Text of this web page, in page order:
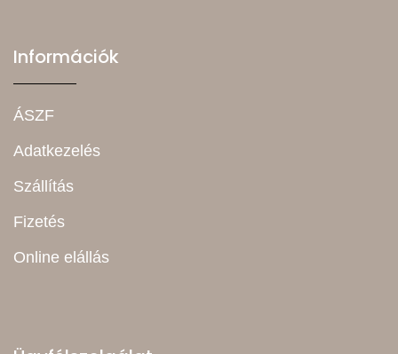
Információk
ÁSZF
Adatkezelés
Szállítás
Fizetés
Online elállás